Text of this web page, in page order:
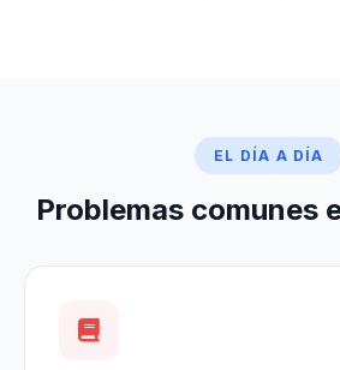
EL DÍA A DÍA
Problemas comunes